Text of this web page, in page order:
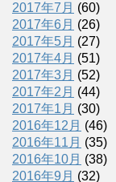
2017年7月 (60)
2017年6月 (26)
2017年5月 (27)
2017年4月 (51)
2017年3月 (52)
2017年2月 (44)
2017年1月 (30)
2016年12月 (46)
2016年11月 (35)
2016年10月 (38)
2016年9月 (32)